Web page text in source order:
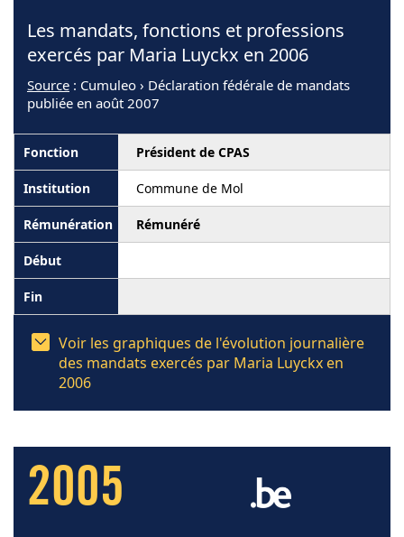
Les mandats, fonctions et professions
exercés par Maria Luyckx en 2006
Source : Cumuleo › Déclaration fédérale de mandats
publiée en août 2007
Président de CPAS
Commune de Mol
Rémunéré
Voir les graphiques de l'évolution journalière
des mandats exercés par Maria Luyckx en
2006
2005